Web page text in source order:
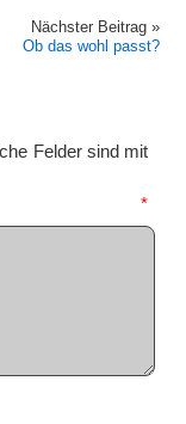
Nächster Beitrag »
Ob das wohl passt?
Felder sind mit
*